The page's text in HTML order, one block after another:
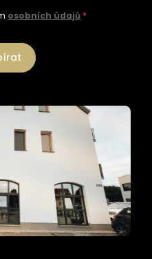
osobních údajů *